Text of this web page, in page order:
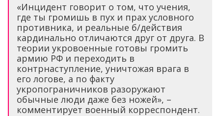
«Инцидент говорит о том, что учения,
где ты громишь в пух и прах условного
противника, и реальные б/действия
кардинально отличаются друг от друга. В
теории укровоенные готовы громить
армию РФ и переходить в
контрнаступление, уничтожая врага в
его логове, а по факту
укропограничников разоружают
обычные люди даже без ножей», –
комментирует военный корреспондент.